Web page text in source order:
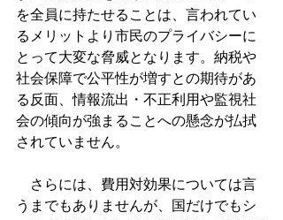
を全員に持たせることは、言われてい
るメリットより市民のプライバシーに
とって大変な脅威となります。納税や
社会保障で公平性が増すとの期待があ
る反面、情報流出・不正利用や監視社
会の傾向が強まることへの懸念が払拭
されていません。
さらには、費用対効果については言
うまでもありませんが、国だけでもシ